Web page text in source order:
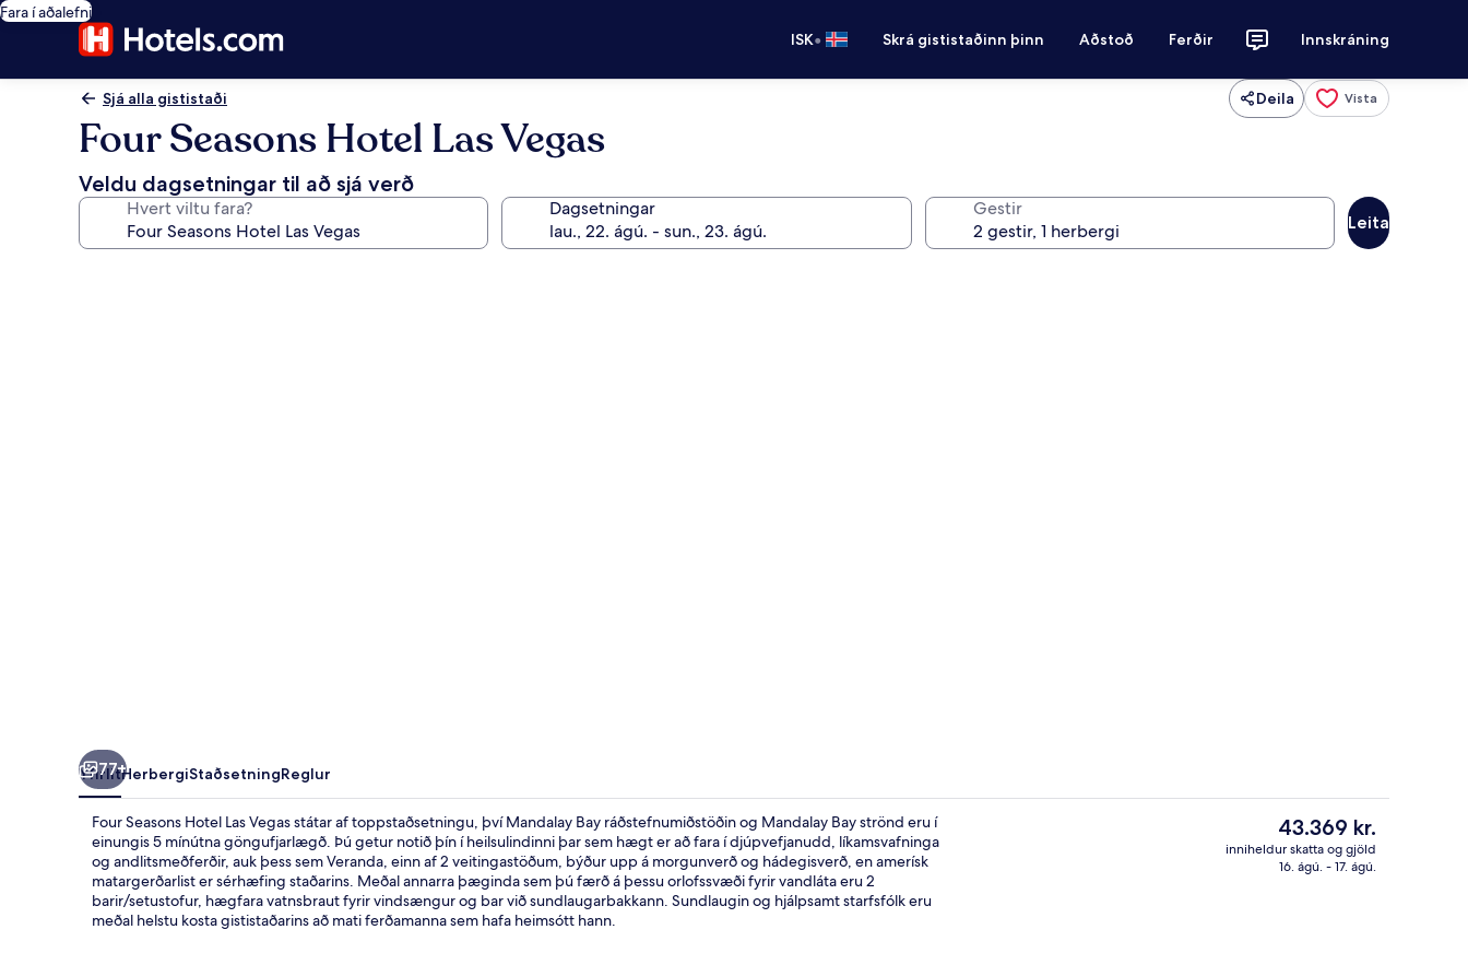
Fara í aðalefni
ISK• Skrá gististaðinn þinn Aðstoð Ferðir Innskráning
Sjá alla gististaði Deila Vista
Four Seasons Hotel Las Vegas
Veldu dagsetningar til að sjá verð
Hvert viltu fara? Dagsetningar Gestir
Leita
Inngangur gististaðar
77+
YfirlitHerbergiStaðsetningReglur
Four Seasons Hotel Las Vegas státar af toppstaðsetningu, því Mandalay Bay ráðstefnumiðstöðin og Mandalay Bay strönd eru í
einungis 5 mínútna göngufjarlægð. Þú getur notið þín í heilsulindinni þar sem hægt er að fara í djúpvefjanudd, líkamsvafninga
og andlitsmeðferðir, auk þess sem Veranda, einn af 2 veitingastöðum, býður upp á morgunverð og hádegisverð, en amerísk
matargerðarlist er sérhæfing staðarins. Meðal annarra þæginda sem þú færð á þessu orlofssvæði fyrir vandláta eru 2
barir/setustofur, hægfara vatnsbraut fyrir vindsængur og bar við sundlaugarbakkann. Sundlaugin og hjálpsamt starfsfólk eru
meðal helstu kosta gististaðarins að mati ferðamanna sem hafa heimsótt hann.
Núverandi
verð
er
43.369 kr.
inniheldur skatta og gjöld
16. ágú. - 17. ágú.